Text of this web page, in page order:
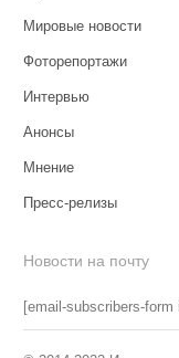
Мировые новости
Фоторепортажи
Интервью
Анонсы
Мнение
Пресс-релизы
Новости на почту
[email-subscribers-form